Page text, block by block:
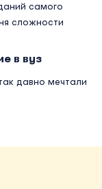
самого
сложности
в вуз
давно мечтали